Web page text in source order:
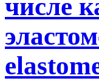
числе